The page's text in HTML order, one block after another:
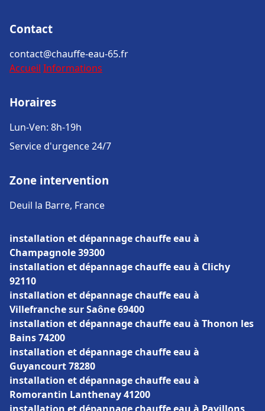
Contact
contact@chauffe-eau-65.fr
Accueil Informations
Horaires
Lun-Ven: 8h-19h
Service d'urgence 24/7
Zone intervention
Deuil la Barre, France
installation et dépannage chauffe eau à
Champagnole 39300
installation et dépannage chauffe eau à Clichy
92110
installation et dépannage chauffe eau à
Villefranche sur Saône 69400
installation et dépannage chauffe eau à Thonon les
Bains 74200
installation et dépannage chauffe eau à
Guyancourt 78280
installation et dépannage chauffe eau à
Romorantin Lanthenay 41200